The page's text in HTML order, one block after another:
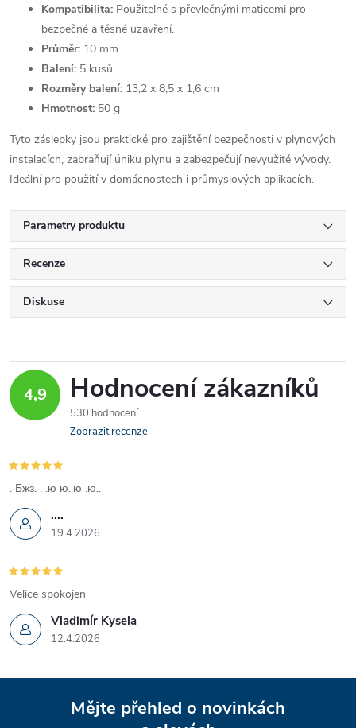
Kompatibilita: Použitelné s převlečnými maticemi pro
bezpečné a těsné uzavření.
Průměr: 10 mm
Balení: 5 kusů
Rozměry balení: 13,2 x 8,5 x 1,6 cm
Hmotnost: 50 g
Tyto záslepky jsou praktické pro zajištění bezpečnosti v plynových
instalacích, zabraňují úniku plynu a zabezpečují nevyužité vývody.
Ideální pro použití v domácnostech i průmyslových aplikacích.
Parametry produktu
Recenze
Diskuse
4,9 Hodnocení zákazníků
530 hodnocení
Zobrazit recenze
....
19.4.2026
. Бжз. . .ю ю..ю .ю..
Vladimír Kysela
12.4.2026
Velice spokojen
Mějte přehled o novinkách